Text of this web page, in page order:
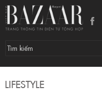
LIFESTYLE